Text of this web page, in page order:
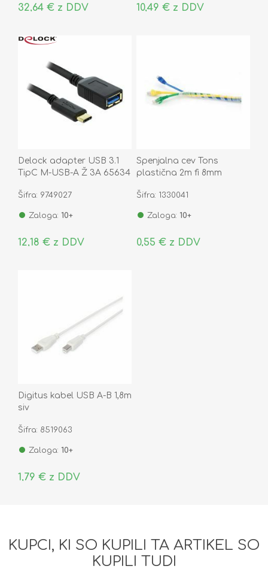
32,64 € z DDV 10,49 € z DDV
Delock adapter USB 3.1
TipC M-USB-A Ž 3A 65634
Šifra: 9749027
Zaloga: 10+
12,18 € z DDV
Spenjalna cev Tons
plastična 2m fi 8mm
Šifra: 1330041
Zaloga: 10+
0,55 € z DDV
Digitus kabel USB A-B 1,8m
siv
Šifra: 8519063
Zaloga: 10+
1,79 € z DDV
KUPCI, KI SO KUPILI TA ARTIKEL SO
KUPILI TUDI